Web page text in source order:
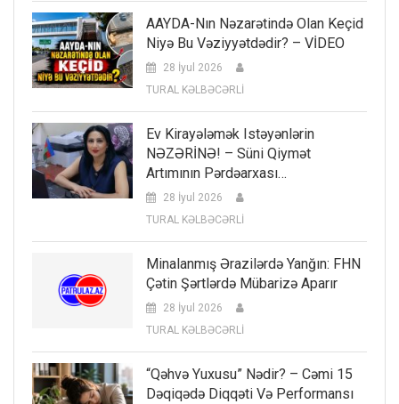
AAYDA-Nın Nəzarətində Olan Keçid
Niyə Bu Vəziyyətdədir? – VİDEO
28 İyul 2026
TURAL KƏLBƏCƏRLİ
Ev Kirayələmək Istəyənlərin
NƏZƏRİNƏ! – Süni Qiymət
Artımının Pərdəarxası…
28 İyul 2026
TURAL KƏLBƏCƏRLİ
Minalanmış Ərazilərdə Yanğın: FHN
Çətin Şərtlərdə Mübarizə Aparır
28 İyul 2026
TURAL KƏLBƏCƏRLİ
“Qəhvə Yuxusu” Nədir? – Cəmi 15
Dəqiqədə Diqqəti Və Performansı